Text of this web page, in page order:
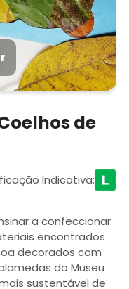
de
Indicativa:
a confeccionar
encontrados
decorados com
do Museu
sustentável de